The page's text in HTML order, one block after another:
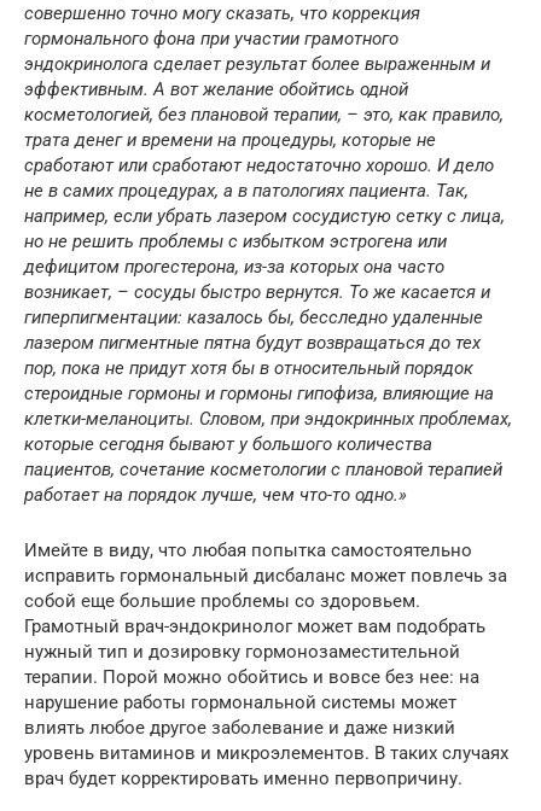
совершенно точно могу сказать, что коррекция
гормонального фона при участии грамотного
эндокринолога сделает результат более выраженным и
эффективным. А вот желание обойтись одной
косметологией, без плановой терапии, – это, как правило,
трата денег и времени на процедуры, которые не
сработают или сработают недостаточно хорошо. И дело
не в самих процедурах, а в патологиях пациента. Так,
например, если убрать лазером сосудистую сетку с лица,
но не решить проблемы с избытком эстрогена или
дефицитом прогестерона, из-за которых она часто
возникает, – сосуды быстро вернутся. То же касается и
гиперпигментации: казалось бы, бесследно удаленные
лазером пигментные пятна будут возвращаться до тех
пор, пока не придут хотя бы в относительный порядок
стероидные гормоны и гормоны гипофиза, влияющие на
клетки-меланоциты. Словом, при эндокринных проблемах,
которые сегодня бывают у большого количества
пациентов, сочетание косметологии с плановой терапией
работает на порядок лучше, чем что-то одно.»
Имейте в виду, что любая попытка самостоятельно
исправить гормональный дисбаланс может повлечь за
собой еще большие проблемы со здоровьем.
Грамотный врач-эндокринолог может вам подобрать
нужный тип и дозировку гормонозаместительной
терапии. Порой можно обойтись и вовсе без нее: на
нарушение работы гормональной системы может
влиять любое другое заболевание и даже низкий
уровень витаминов и микроэлементов. В таких случаях
врач будет корректировать именно первопричину.